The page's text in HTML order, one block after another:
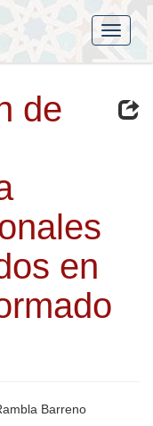
de
en
Barreno